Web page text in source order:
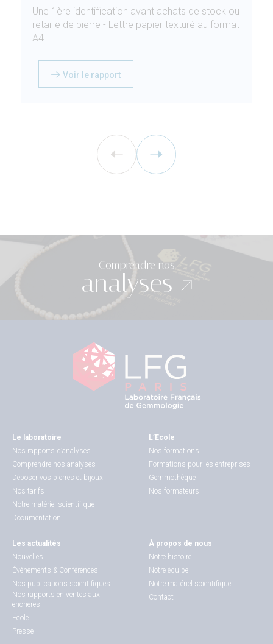
Une 1ère identification avant achats de stock ou
retaille de pierre - Lettre papier texturé au format
A4
Voir le rapport
Comprendre nos
analyses
Le laboratoire
Nos rapports d’analyses
Comprendre nos analyses
Déposer vos pierres et bijoux
Nos tarifs
Notre matériel scientifique
Documentation
L’Ecole
Nos formations
Formations pour les entreprises
Gemmothèque
Nos formateurs
Les actualités
Nouvelles
Événements & Conférences
Nos publications scientifiques
Nos rapports en ventes aux
enchères
École
Presse
À propos de nous
Notre histoire
Notre équipe
Notre matériel scientifique
Contact